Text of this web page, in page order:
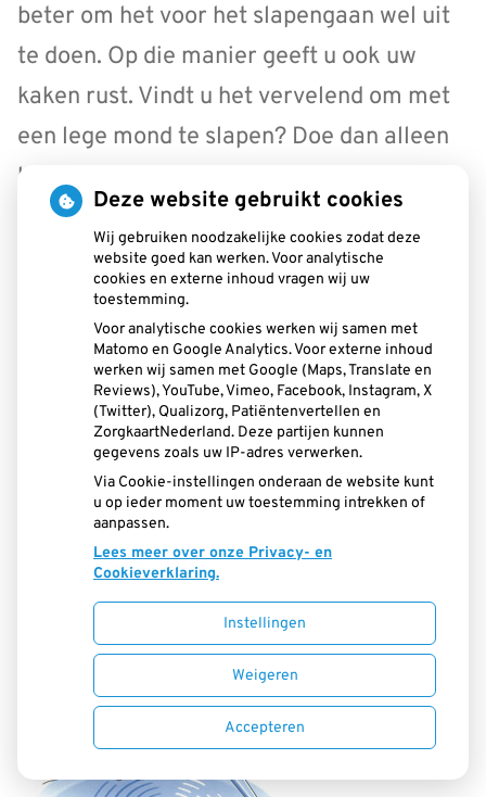
beter om het voor het slapengaan wel uit
te doen. Op die manier geeft u ook uw
kaken rust. Vindt u het vervelend om met
een lege mond te slapen? Doe dan alleen
het ondergebit uit. Wilt u toch uw hele
kunstgebit dag en nacht dragen? Laat uw
mond en kunstgebit dan minimaal één
keer per jaar door uw tandarts
controleren.
Heeft u het kunstgebit niet in uw mond?
Bewaar het dan in een glas water. Ververs
het water iedere dag. Uw kunstgebit kunt
u ook in een glas gevuld met een
reinigingsmiddel bewaren. Spoel uw
kunstgebit altijd goed af met water
voordat u het weer in uw mond plaatst.
Deze website gebruikt cookies
Wij gebruiken noodzakelijke cookies zodat deze
website goed kan werken. Voor analytische
cookies en externe inhoud vragen wij uw
toestemming.
Voor analytische cookies werken wij samen met
Matomo en Google Analytics. Voor externe inhoud
werken wij samen met Google (Maps, Translate en
Reviews), YouTube, Vimeo, Facebook, Instagram, X
(Twitter), Qualizorg, Patiëntenvertellen en
ZorgkaartNederland. Deze partijen kunnen
gegevens zoals uw IP-adres verwerken.
Via Cookie-instellingen onderaan de website kunt
u op ieder moment uw toestemming intrekken of
aanpassen.
Lees meer over onze Privacy- en
Cookieverklaring.
Instellingen
Weigeren
Accepteren